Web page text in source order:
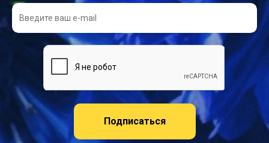
Подписаться